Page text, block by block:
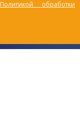
Политикой обработки